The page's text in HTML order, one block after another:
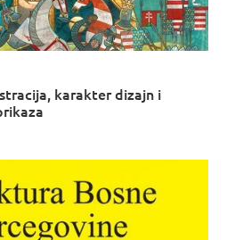
karakter dizajn i